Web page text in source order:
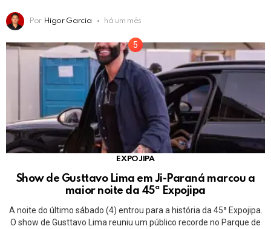
Por Higor Garcia há um mês
EXPOJIPA
Show de Gusttavo Lima em Ji-Paraná marcou a
maior noite da 45ª Expojipa
A noite do último sábado (4) entrou para a história da 45ª Expojipa.
O show de Gusttavo Lima reuniu um público recorde no Parque de